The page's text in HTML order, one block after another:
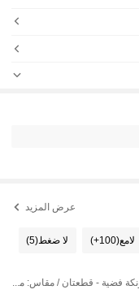
عرض المزيد
لامع(100+) لا ضغط(5)